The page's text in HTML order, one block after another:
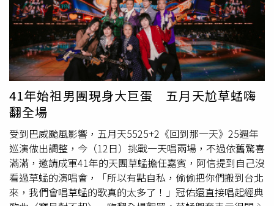
德表示，政府鼓勵生育，推動「0到6歲國家一起養」政策。
由家長自己帶的孩童，政府每月給予育兒津貼第一胎5,000
元、第二胎6,000元、第三胎7,000元。0到2歲選擇公共化托
育，政府補助第一胎每個月7,000元、第二胎8,000元、第三
胎9,000元；送托準公共服務的家庭，每月可獲得補助第一
胎1萬3,000元、第二胎1萬4,000元、第三胎1萬5,000元，
鼓勵家長投入就業市場。至於2到6歲幼兒就學補助，公立幼
兒園第一胎每月只需負擔1,000元；非營利幼兒園第一胎每
月負擔2,000元、第二胎1,000元；若就讀準公共化幼兒園，
第一胎家長每月只要負擔3,000元、第二胎2,000元、第三胎
1,000元，其他費用都由政府負擔。政府每年編列約1,200億
元，幫助減輕年輕夫婦育兒負擔。第三，賴清德說，政府推
出「0到18歲成長津貼」。中央政府給予18歲以下每個孩子
的笑容，但仔細一看卻長了非常整齊潔白的上排牙齒，照理
來說襁褓中的嬰兒不可能會有像大人般的牙齒，因此合理懷
疑是用AI生成的畫面。畢竟現在是AI的時代，小嬰兒跟動物
又是拍戲時最不受控的存在，因此利用AI科技的確是省時又
省力的方式，觀眾們也沒有多加苛責，只當成是一段有趣的
插曲。
41年始祖男團現身大巨蛋 五月天尬草蜢嗨
翻全場
受到巴威颱風影響，五月天5525+2《回到那一天》25週年
巡演做出調整，今（12日）挑戰一天唱兩場，不過依舊驚喜
滿滿，邀請成軍41年的天團草蜢擔任嘉賓，阿信提到自己沒
看過草蜢的演唱會，「所以有點自私，偷偷把你們搬到台北
來，我們會唱草蜢的歌真的太多了！」冠佑還直接唱起經典